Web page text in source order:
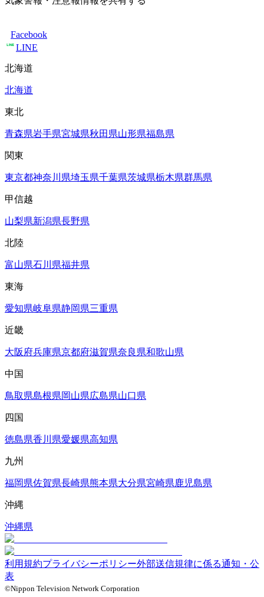
Facebook
LINE
北海道
北海道
東北
青森県岩手県宮城県秋田県山形県福島県
関東
東京都神奈川県埼玉県千葉県茨城県栃木県群馬県
甲信越
山梨県新潟県長野県
北陸
富山県石川県福井県
東海
愛知県岐阜県静岡県三重県
近畿
大阪府兵庫県京都府滋賀県奈良県和歌山県
中国
鳥取県島根県岡山県広島県山口県
四国
徳島県香川県愛媛県高知県
九州
福岡県佐賀県長崎県熊本県大分県宮崎県鹿児島県
沖縄
沖縄県
利用規約プライバシーポリシー外部送信規律に係る通知・公
表
©Nippon Television Network Corporation